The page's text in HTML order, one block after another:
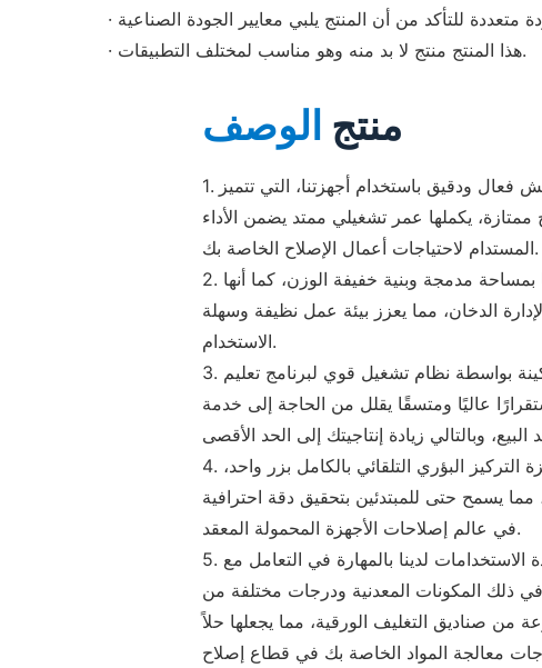
· هذا المنتج منتج لا بد منه وهو مناسب لمختلف التطبيقات.
منتج الوصف
1. يمكنك تحقيق نقش فعال ودقيق باستخدام أجهزتنا، التي تتميز
يكملها عمر تشغيلي ممتد يضمن الأداء
المستدام لاحتياجات أعمال الإصلاح الخاصة بك.
2. تم تصميم معداتنا بمساحة مدمجة وبنية خفيفة الوزن، كما أنها
الدخان، مما يعزز بيئة عمل نظيفة وسهلة
الاستخدام.
3. يتم تشغيل الماكينة بواسطة نظام تشغيل قوي لبرنامج تعليم
عاليًا ومتسقًا يقلل من الحاجة إلى خدمة
4. يوفر جهازنا، المجهز بميزة التركيز البؤري التلقائي بالكامل بزر واحد،
يسمح حتى للمبتدئين بتحقيق دقة احترافية
في عالم إصلاحات الأجهزة المحمولة المعقد.
5. تتميز آلات الإصلاح متعددة الاستخدامات لدينا بالمهارة في التعامل مع
في ذلك المكونات المعدنية ودرجات مختلفة من
من صناديق التغليف الورقية، مما يجعلها حلاً
معالجة المواد الخاصة بك في قطاع إصلاح